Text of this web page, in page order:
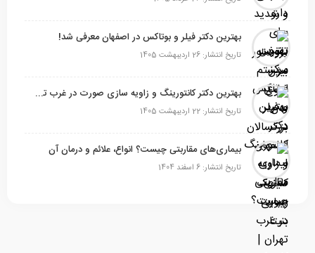
بهترین دکتر فیلر و بوتاکس در اصفهان معرفی شد!
تاریخ انتشار: 26 اردیبهشت 1405
بهترین دکتر کانتورینگ و زاویه سازی صورت در غرب تهران
تاریخ انتشار: 22 اردیبهشت 1405
بیماری‌های مقاربتی چیست؟ انواع، علائم و درمان آن
تاریخ انتشار: 6 اسفند 1404